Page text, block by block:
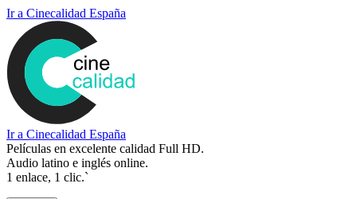
Ir a Cinecalidad España
Ir a Cinecalidad España
Películas en excelente calidad Full HD.
Audio latino e inglés online.
1 enlace, 1 clic.`